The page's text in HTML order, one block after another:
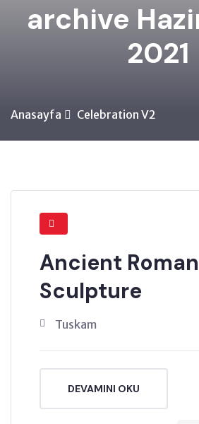
archive
2021
Anasayfa Celebration V2
Ancient Roman
Sculpture
Tuskam
DEVAMINI OKU